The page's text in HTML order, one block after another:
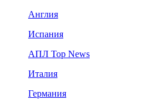
Англия
Испания
АПЛ Top News
Италия
Германия